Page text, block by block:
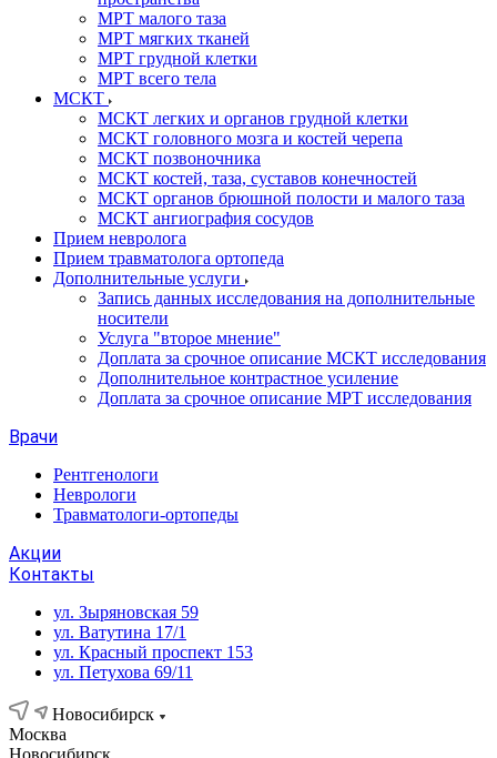
МРТ малого таза
МРТ мягких тканей
МРТ грудной клетки
МРТ всего тела
МСКТ
МСКТ легких и органов грудной клетки
МСКТ головного мозга и костей черепа
МСКТ позвоночника
МСКТ костей, таза, суставов конечностей
МСКТ органов брюшной полости и малого таза
МСКТ ангиография сосудов
Прием невролога
Прием травматолога ортопеда
Дополнительные услуги
Запись данных исследования на дополнительные
носители
Услуга "второе мнение"
Доплата за срочное описание МСКТ исследования
Дополнительное контрастное усиление
Доплата за срочное описание МРТ исследования
Врачи
Рентгенологи
Неврологи
Травматологи-ортопеды
Акции
Контакты
ул. Зыряновская 59
ул. Ватутина 17/1
ул. Красный проспект 153
ул. Петухова 69/11
Новосибирск
Москва
Новосибирск